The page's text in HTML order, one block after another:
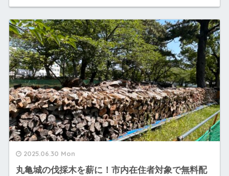
2025.06.30 Mon
丸亀城の伐採木を薪に！市内在住者対象で無料配